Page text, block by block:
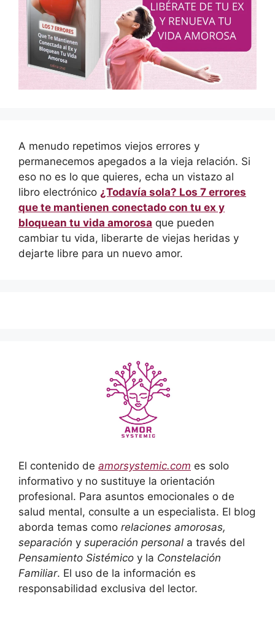
A menudo repetimos viejos errores y
permanecemos apegados a la vieja relación. Si
eso no es lo que quieres, echa un vistazo al
libro electrónico ¿Todavía sola? Los 7 errores
que te mantienen conectado con tu ex y
bloquean tu vida amorosa que pueden
cambiar tu vida, liberarte de viejas heridas y
dejarte libre para un nuevo amor.
El contenido de amorsystemic.com es solo
informativo y no sustituye la orientación
profesional. Para asuntos emocionales o de
salud mental, consulte a un especialista. El blog
aborda temas como relaciones amorosas,
separación y superación personal a través del
Pensamiento Sistémico y la Constelación
Familiar. El uso de la información es
responsabilidad exclusiva del lector.